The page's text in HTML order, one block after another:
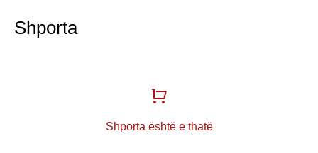
Shporta
Shporta është e thatë